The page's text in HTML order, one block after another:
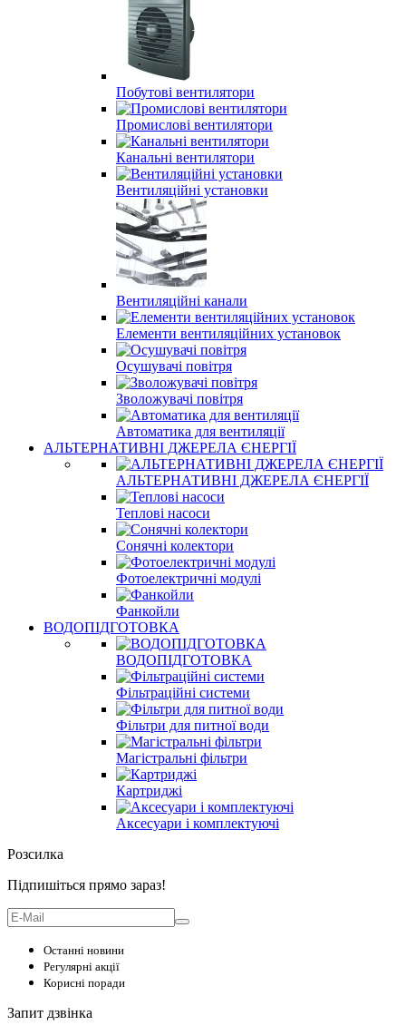
Побутові вентилятори
Промислові вентилятори
Канальні вентилятори
Вентиляційні установки
Вентиляційні канали
Елементи вентиляційних установок
Осушувачі повітря
Зволожувачі повітря
Автоматика для вентиляції
АЛЬТЕРНАТИВНІ ДЖЕРЕЛА ЄНЕРГІЇ
АЛЬТЕРНАТИВНІ ДЖЕРЕЛА ЄНЕРГІЇ
Теплові насоси
Сонячні колектори
Фотоелектричні модулі
Фанкойли
ВОДОПІДГОТОВКА
ВОДОПІДГОТОВКА
Фільтраційні системи
Фільтри для питної води
Магістральні фільтри
Картриджі
Аксесуари і комплектуючі
Розсилка
Підпишіться прямо зараз!
Останні новини
Регулярні акції
Корисні поради
Запит дзвінка